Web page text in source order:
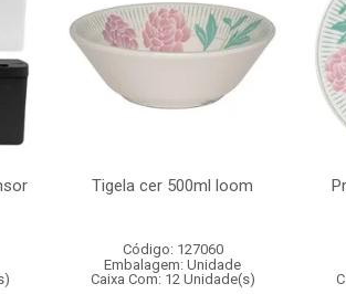
Tigela cer 500ml loom
Código: 127060
Embalagem: Unidade
Caixa Com: 12 Unidade(s)